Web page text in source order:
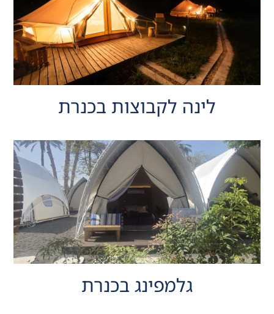
לינה לקבוצות בכנרת
גלמפינג בכנרת